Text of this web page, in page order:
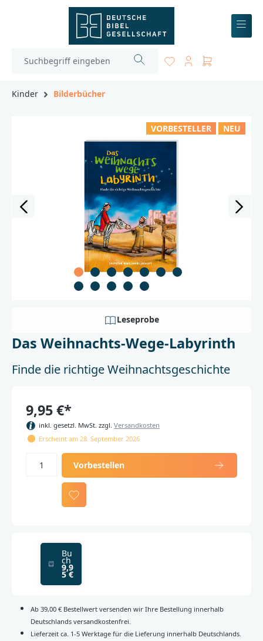
Kinder Bilderbücher
VORBESTELLER NEU
Leseprobe
Das Weihnachts-Wege-Labyrinth
Finde die richtige Weihnachtsgeschichte
9,95 €*
inkl. gesetzl. MwSt. zzgl. Versandkosten
Erscheint am 28. September 2026
Vorbestellen
Bu
ch
9,9
5 €
Ab 39,00 € Bestellwert versenden wir Ihre Bestellung innerhalb
Deutschlands versandkostenfrei.
Lieferzeit ca. 1-5 Werktage für die Lieferung innerhalb Deutschlands.